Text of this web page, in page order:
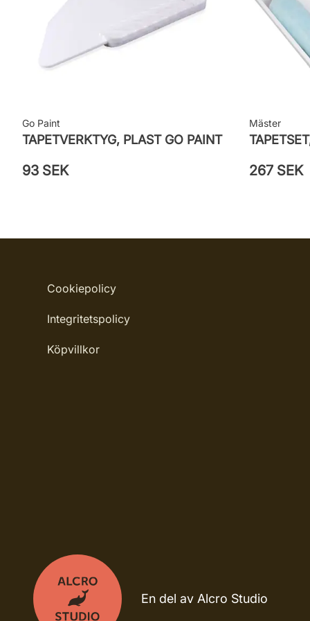
Go Paint
TAPETVERKTYG, PLAST GO PAINT
93 SEK
Mäster
267 SEK
Cookiepolicy
Integritetspolicy
Köpvillkor
En del av Alcro Studio